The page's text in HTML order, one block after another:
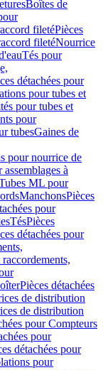
Boîtes de
filetéPièces
filetéNourrice
Tés pour
détachées pour
pour tubes et
pour tubes et
pour
tubesGaines de
pour nourrice de
à
ML pour
ManchonsPièces
pour
TésPièces
détachées pour
Pièces détachées
de distribution
de distribution
pour Compteurs
pour
détachées pour
pour